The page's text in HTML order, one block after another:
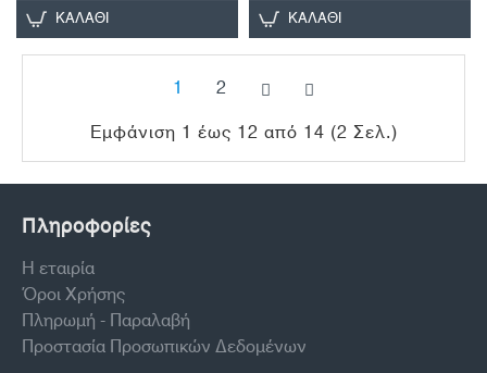
ΚΑΛΆΘΙ ΚΑΛΆΘΙ
1
2
Εμφάνιση 1 έως 12 από 14 (2 Σελ.)
Πληροφορίες
Η εταιρία
Όροι Χρήσης
Πληρωμή - Παραλαβή
Προστασία Προσωπικών Δεδομένων